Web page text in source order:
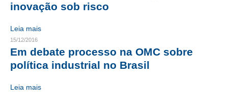
APOSENTADORIA
CONVÊNIOS
SEESPPREV
CONSÓRCIOS
inovação sob risco
Leia mais
15/12/2016
Em debate processo na OMC sobre
política industrial no Brasil
Leia mais